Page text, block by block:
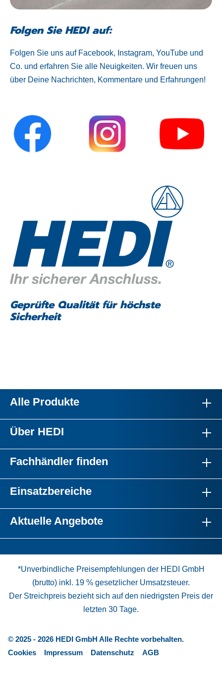
Folgen Sie HEDI auf:
Folgen Sie uns auf Facebook, Instagram, YouTube und
Co. und erfahren Sie alle Neuigkeiten. Wir freuen uns
über Deine Nachrichten, Kommentare und Erfahrungen!
Geprüfte Qualität für höchste
Sicherheit
Alle Produkte
Über HEDI
Fachhändler finden
Einsatzbereiche
Aktuelle Angebote
*Unverbindliche Preisempfehlungen der HEDI GmbH
(brutto) inkl. 19 % gesetzlicher Umsatzsteuer.
Der Streichpreis bezieht sich auf den niedrigsten Preis der
letzten 30 Tage.
© 2025 - 2026 HEDI GmbH Alle Rechte vorbehalten.
Cookies
Impressum Datenschutz AGB